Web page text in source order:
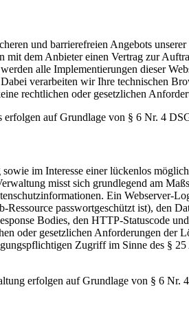
und barrierefreien Angebots
mit dem Anbieter einen Vertrag zur
alle Implementierungen dieser
verarbeiten wir Ihre technischen
rechtlichen oder gesetzlichen
erfolgen auf Grundlage von § 6 Nr. 4
im Interesse einer lückenlos
misst sich grundlegend am
Ein Webserver-
Ressource passwortgeschützt ist),
Bodies, den HTTP-Statuscode
oder gesetzlichen Anforderungen
Zugriff im Sinne des §
erfolgen auf Grundlage von § 6